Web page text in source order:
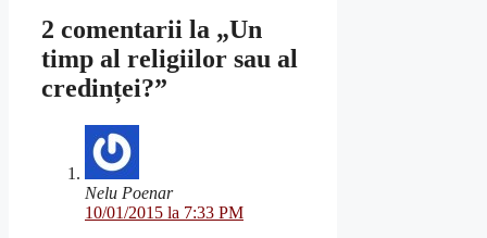
2 comentarii la „Un
timp al religiilor sau al
credinței?”
Nelu Poenar
10/01/2015 la 7:33 PM